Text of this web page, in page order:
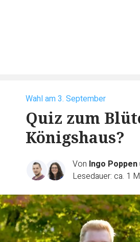
Wahl am 3. September
Quiz zum
Königshaus?
Von Ingo Poppen
Lesedauer: ca. 1